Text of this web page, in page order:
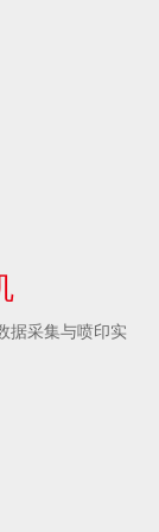
据采集与喷印实